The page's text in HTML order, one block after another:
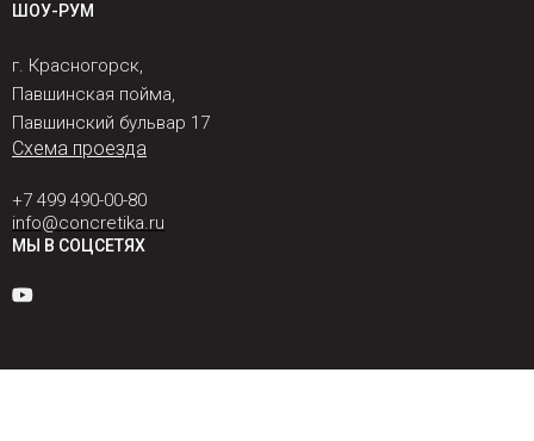
ШОУ-РУМ
г. Красногорск,
Павшинская пойма,
Павшинский бульвар 17
Схема проезда
+7 499 490-00-80
info@concretika.ru
МЫ В СОЦСЕТЯХ